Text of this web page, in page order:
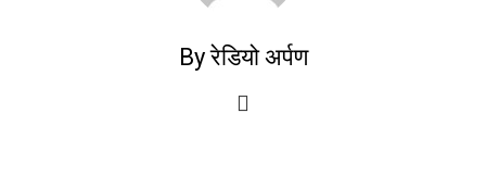
By रेडियो अर्पण